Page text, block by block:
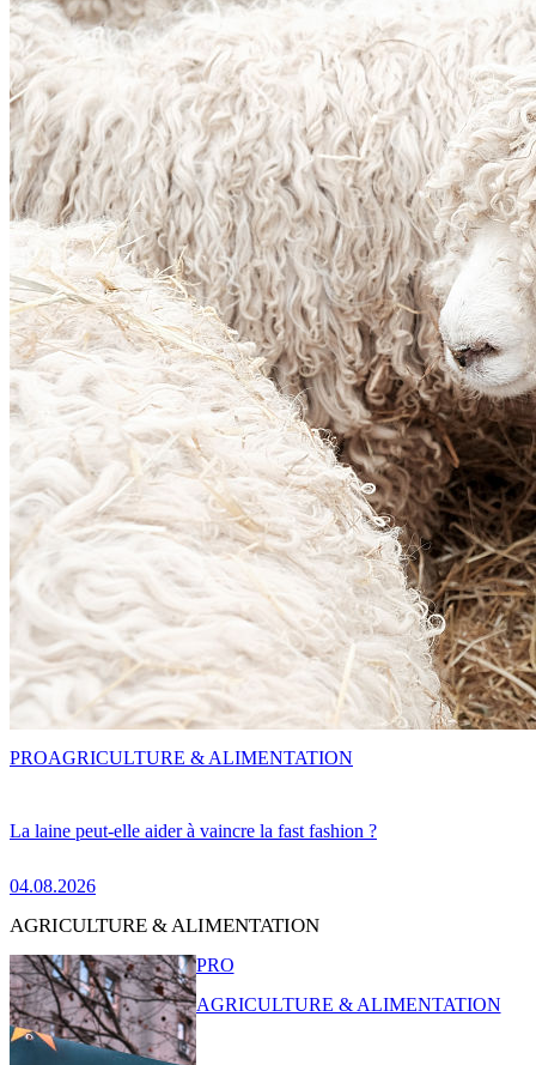
La laine peut-elle aider à vaincre la fast fashion ?
04.08.2026
PROAGRICULTURE & ALIMENTATION
AGRICULTURE & ALIMENTATION
PRO
AGRICULTURE & ALIMENTATION